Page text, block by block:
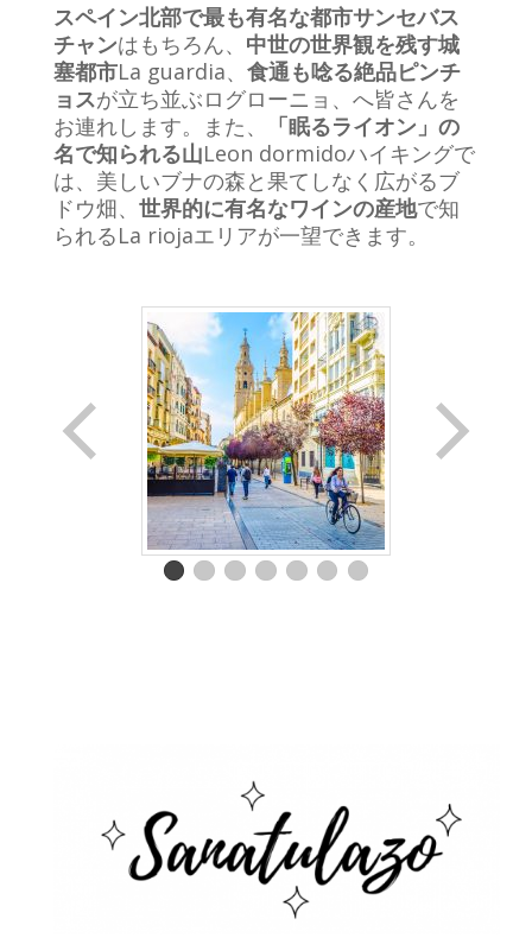
スペイン北部で最も有名な都市サンセバス
チャンはもちろん、 中世の世界観を残す城
塞都市La guardia、 食通も唸る絶品ピンチ
ョスが立ち並ぶログローニョ、へ皆さんを
お連れします。また、
「眠るライオン」の
名で知られる山Leon dormidoハイキングで
は、美しいブナの森と果てしなく広がるブ
ドウ畑、 世界的に有名なワインの産地で知
られるLa riojaエリアが一望できます。